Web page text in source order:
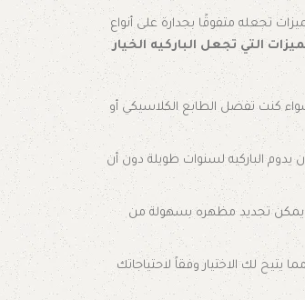
تجعله متفوقًا بجدارة على أنواع
التي تجعل الباركيه الخيار
كنت تفضل الطابع الكلاسيكي أو
يدوم الباركيه لسنوات طويلة دون أن
يمكن تجديد مظهره بسهولة من
يتيح لك الاختيار وفقاً لاحتياجاتك